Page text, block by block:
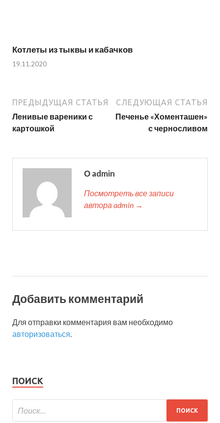
Котлеты из тыквы и кабачков
19.11.2020
ПРЕДЫДУЩАЯ СТАТЬЯ
Ленивые вареники с
картошкой
СЛЕДУЮЩАЯ СТАТЬЯ
Печенье «Хоменташен»
с черносливом
О admin
Посмотреть все записи
автора admin →
Добавить комментарий
Для отправки комментария вам необходимо
авторизоваться.
ПОИСК